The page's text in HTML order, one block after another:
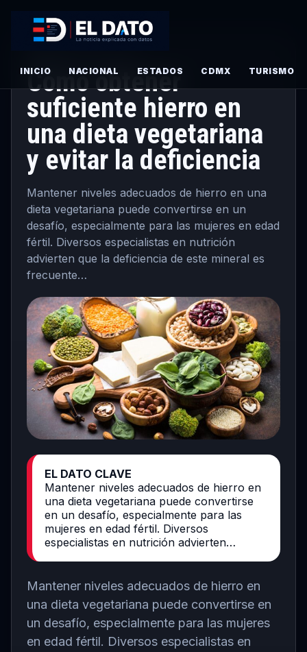
INICIO NACIONAL ESTADOS CDMX TURISMO
Cómo obtener
suficiente hierro en
una dieta vegetariana
y evitar la deficiencia
Mantener niveles adecuados de hierro en una
dieta vegetariana puede convertirse en un
desafío, especialmente para las mujeres en edad
fértil. Diversos especialistas en nutrición
advierten que la deficiencia de este mineral es
frecuente…
EL DATO CLAVE
Mantener niveles adecuados de hierro en
una dieta vegetariana puede convertirse
en un desafío, especialmente para las
mujeres en edad fértil. Diversos
especialistas en nutrición advierten…
Mantener niveles adecuados de hierro en
una dieta vegetariana puede convertirse en
un desafío, especialmente para las mujeres
en edad fértil. Diversos especialistas en